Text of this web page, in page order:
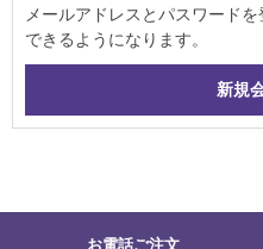
メールアドレスとパスワード
できるようになります。
お電話ご注文